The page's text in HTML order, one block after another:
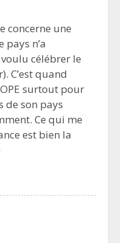
concerne une
n’a
célébrer le
C’est quand
surtout pour
de son pays
Ce qui me
est bien la